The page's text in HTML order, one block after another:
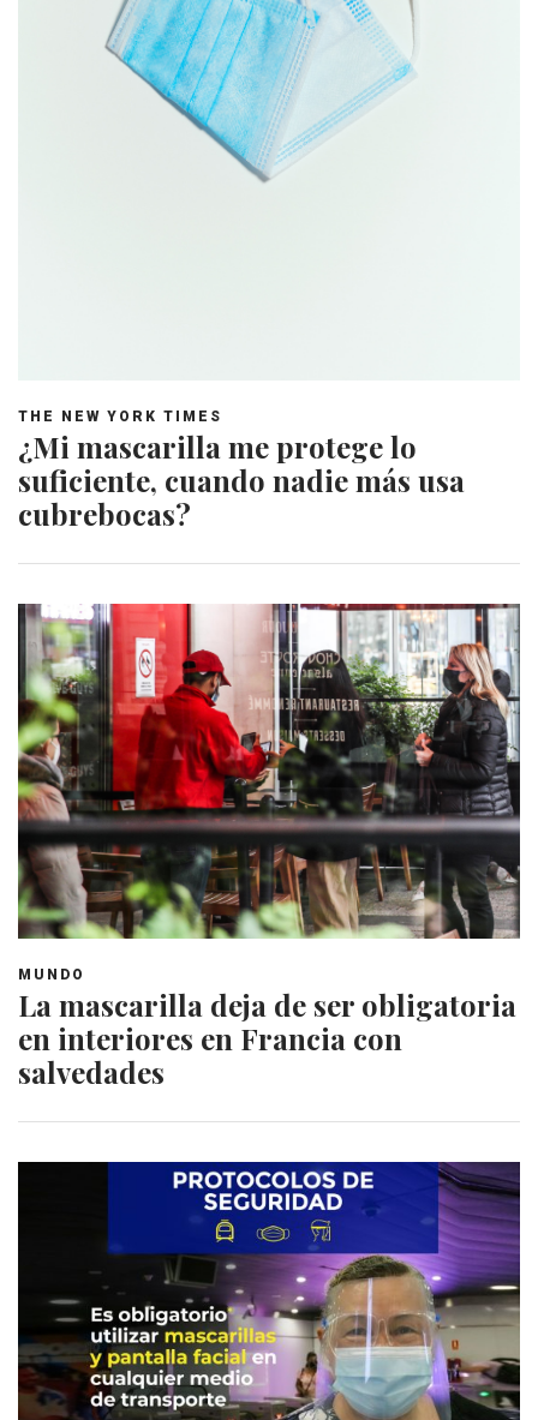
THE NEW YORK TIMES
¿Mi mascarilla me protege lo
suficiente, cuando nadie más usa
cubrebocas?
MUNDO
La mascarilla deja de ser obligatoria
en interiores en Francia con
salvedades